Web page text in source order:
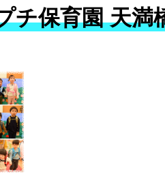
チ保育園 天満